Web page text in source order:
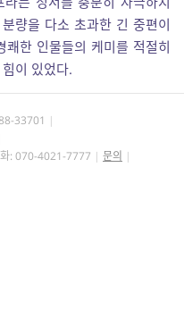
량을 다소 초과한 긴 중편이
한 인물들의 케미를 적절히
이 있었다.
33701
: 070-4021-7777
문의